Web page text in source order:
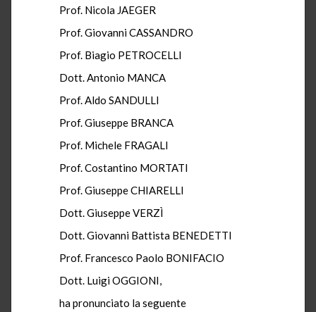
Prof. Nicola JAEGER
Prof. Giovanni CASSANDRO
Prof. Biagio PETROCELLI
Dott. Antonio MANCA
Prof. Aldo SANDULLI
Prof. Giuseppe BRANCA
Prof. Michele FRAGALI
Prof. Costantino MORTATI
Prof. Giuseppe CHIARELLI
Dott. Giuseppe VERZÌ
Dott. Giovanni Battista BENEDETTI
Prof. Francesco Paolo BONIFACIO
Dott. Luigi OGGIONI,
ha pronunciato la seguente